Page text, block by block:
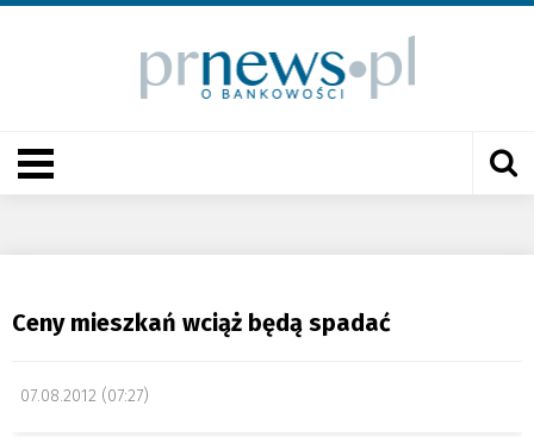
Ceny mieszkań wciąż będą spadać
07.08.2012 (07:27)